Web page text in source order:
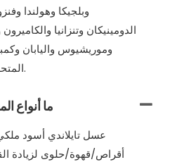
وبلجيكا وهولندا
الدومينيكان وتنزانيا
وموريشيوس واليابان
المتحدة وسنغافورة وغيرها.
ما أنواع
عسل تايلاندي أسود
أقراص/قهوة/حلوى لزيادة